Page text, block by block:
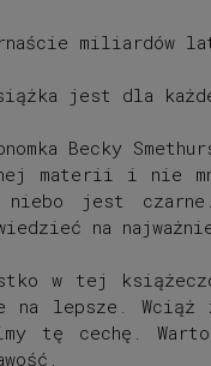
miliardów
jest dla
Becky
materii i nie
niebo jest
na
w tej
na lepsze.
tę cechę.